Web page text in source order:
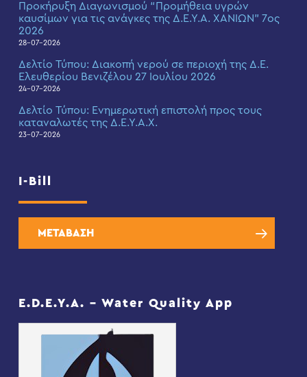
Προκήρυξη Διαγωνισμού “Προμήθεια υγρών
καυσίμων για τις ανάγκες της Δ.Ε.Υ.Α. ΧΑΝΙΩΝ” 7ος
2026
28-07-2026
Δελτίο Τύπου: Διακοπή νερού σε περιοχή της Δ.Ε.
Ελευθερίου Βενιζέλου 27 Ιουλίου 2026
24-07-2026
Δελτίο Τύπου: Eνημερωτική επιστολή προς τους
καταναλωτές της Δ.Ε.Υ.Α.Χ.
23-07-2026
I-Bill
ΜΕΤΑΒΑΣΗ
E.D.E.Y.A. – Water Quality App